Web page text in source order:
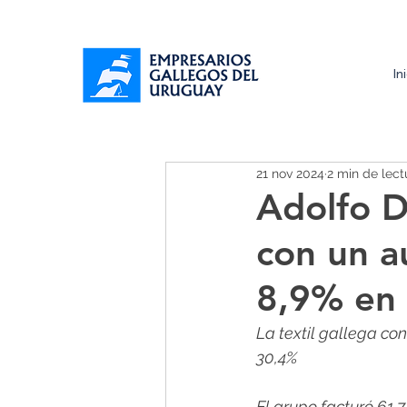
Adolfo
con un
8,9%
21 nov 2024 2 min de
La textil gallega
30,4%